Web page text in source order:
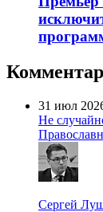
31 июл
Не
Сергей